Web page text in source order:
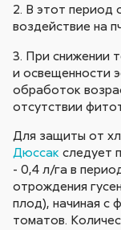
2. В этот период
воздействие на
3. При снижении
и освещенности
обработок
отсутствии
Для защиты от
Дюссак следует
- 0,4 л/га в
отрождения
плод), начиная с
томатов.